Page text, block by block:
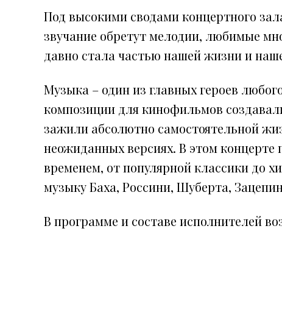
Под высокими сводами концертного
звучание обретут мелодии, любимые
давно стала частью нашей жизни и
Музыка – один из главных героев
композиции для кинофильмов
зажили абсолютно самостоятельной
неожиданных версиях. В этом
временем, от популярной классики до
музыку Баха, Россини, Шуберта,
В программе и составе исполнителей